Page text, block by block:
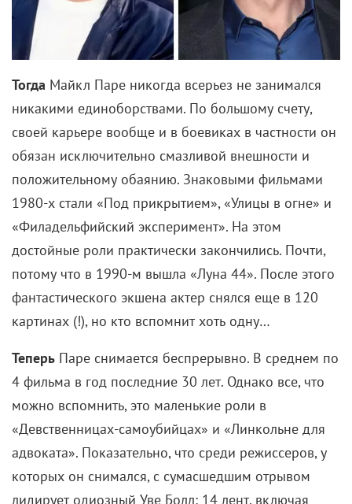
Читайте «КиноРепортер»
9 августа 2026
Американская «Игра в кальмара» отменяется
8 августа 2026
Лука Гуаданьино получит награду за вклад в
кинематограф
Чемпионат «АртМастерс» объявил
победителей юниорского сезона